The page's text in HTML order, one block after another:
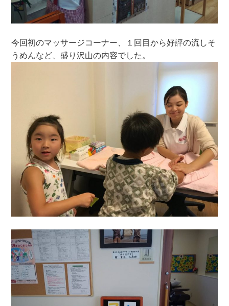
今回初のマッサージコーナー、１回目から好評の流しそ
うめんなど、盛り沢山の内容でした。